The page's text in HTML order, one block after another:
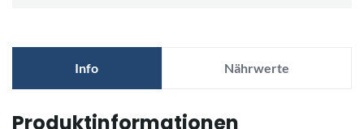
Info Nährwerte
Produktinformationen